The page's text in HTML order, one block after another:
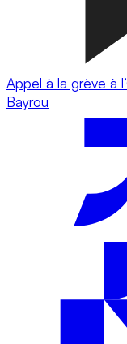
Appel à la grève à
Bayrou